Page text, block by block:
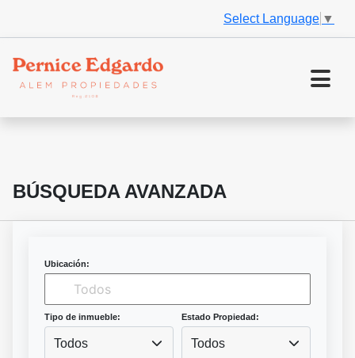
Select Language ▼
BÚSQUEDA AVANZADA
Ubicación:
Tipo de inmueble:
Todos
Estado Propiedad:
Todos